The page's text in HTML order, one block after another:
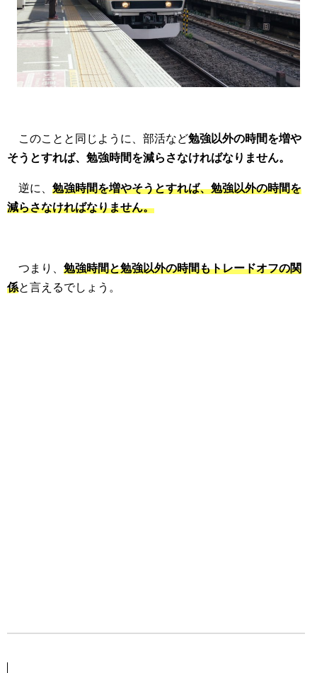
このことと同じように、部活など勉強以外の時間を増や
そうとすれば、勉強時間を減らさなければなりません。
逆に、 勉強時間を増やそうとすれば、勉強以外の時間を
減らさなければなりません。
つまり、 勉強時間と勉強以外の時間もトレードオフの関
係と言えるでしょう。